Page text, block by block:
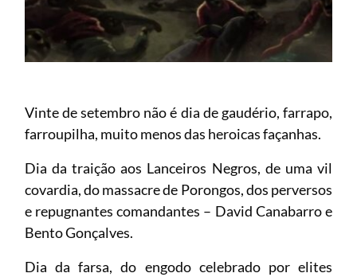
Vinte de setembro não é dia de gaudério, farrapo,
farroupilha, muito menos das heroicas façanhas.
Dia da traição aos Lanceiros Negros, de uma vil
covardia, do massacre de Porongos, dos perversos
e repugnantes comandantes – David Canabarro e
Bento Gonçalves.
Dia da farsa, do engodo celebrado por elites